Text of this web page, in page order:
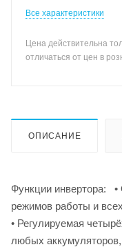
Все характеристики
Цена действительна
отличаться от цен в
ОПИСАНИЕ
Функции инвертора: •
режимов работы и
• Регулируемая
любых